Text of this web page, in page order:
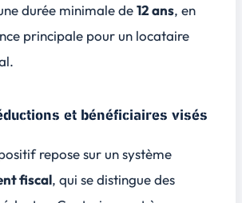
durée minimale de12 ans, en
principale pour un locataire
et bénéficiaires visés
repose sur un système
fiscal, qui se distingue des